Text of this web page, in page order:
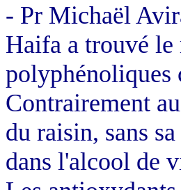
- Pr Michaël
Haifa a trouvé le
polyphénoliques
Contrairement
du raisin, sans
dans l'alcool de